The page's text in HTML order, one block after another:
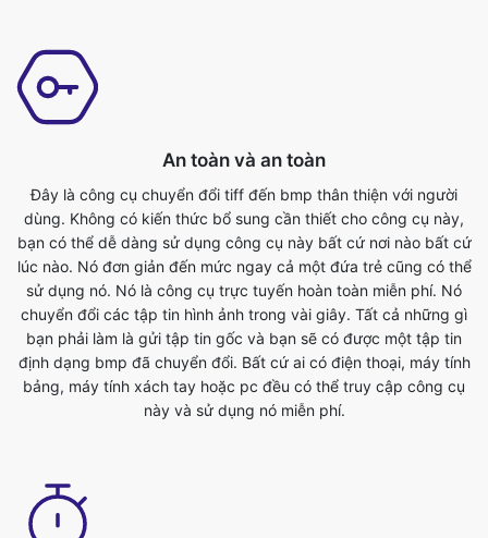
Đây là công cụ chuyển đổi tiff đến bmp thân thiện với người
dùng. Không có kiến thức bổ sung cần thiết cho công cụ này,
lúc nào. Nó đơn giản đến mức ngay cả một đứa trẻ cũng có thể
sử dụng nó. Nó là công cụ trực tuyến hoàn toàn miễn phí. Nó
chuyển đổi các tập tin hình ảnh trong vài giây. Tất cả những gì
bạn phải làm là gửi tập tin gốc và bạn sẽ có được một tập tin
định dạng bmp đã chuyển đổi. Bất cứ ai có điện thoại, máy tính
bảng, máy tính xách tay hoặc pc đều có thể truy cập công cụ
này và sử dụng nó miễn phí.
Trình chuyển đổi ảnh tiff đến bmp của chúng tôi hoàn toàn miễn